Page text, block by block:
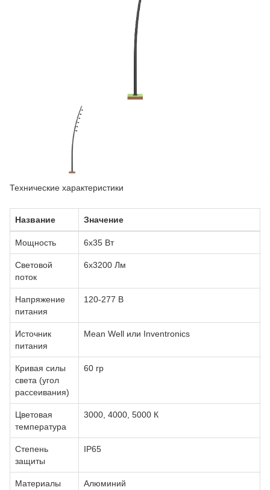
Технические характеристики
Название Значение
Мощность 6x35 Вт
Световой
поток
6x3200 Лм
Напряжение
питания
120-277 В
Источник
питания
Mean Well или Inventronics
Кривая силы
света (угол
рассеивания)
60 гр
Цветовая
температура
3000, 4000, 5000 К
Степень
защиты
IP65
Материалы
Алюминий